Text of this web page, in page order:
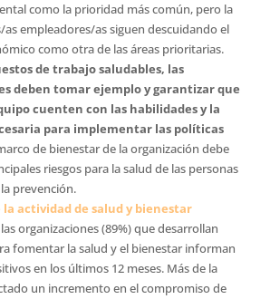
como la prioridad más común, pero la
as empleadores/as siguen descuidando el
como otra de las áreas prioritarias.
de trabajo saludables, las
deben tomar ejemplo y garantizar que
cuenten con las habilidades y la
para implementar las políticas
de bienestar de la organización debe
riesgos para la salud de las personas
prevención.
la actividad de salud y bienestar
organizaciones (89%) que desarrollan
fomentar la salud y el bienestar informan
en los últimos 12 meses. Más de la
un incremento en el compromiso de